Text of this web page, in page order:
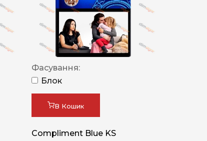
Фасування:
Блок
В Кошик
Compliment Blue KS